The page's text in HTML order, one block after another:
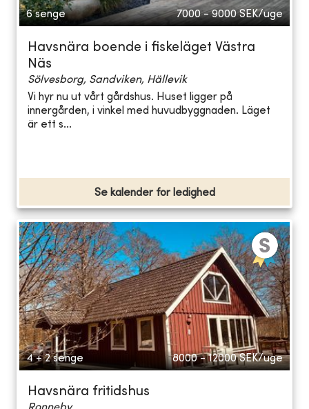
6 senge 7000 - 9000 SEK/uge
Havsnära boende i fiskeläget Västra
Näs
Sölvesborg, Sandviken, Hällevik
Vi hyr nu ut vårt gårdshus. Huset ligger på
innergården, i vinkel med huvudbyggnaden. Läget
är ett s...
Se kalender for ledighed
4 + 2 senge 8000 - 12000 SEK/uge
Havsnära fritidshus